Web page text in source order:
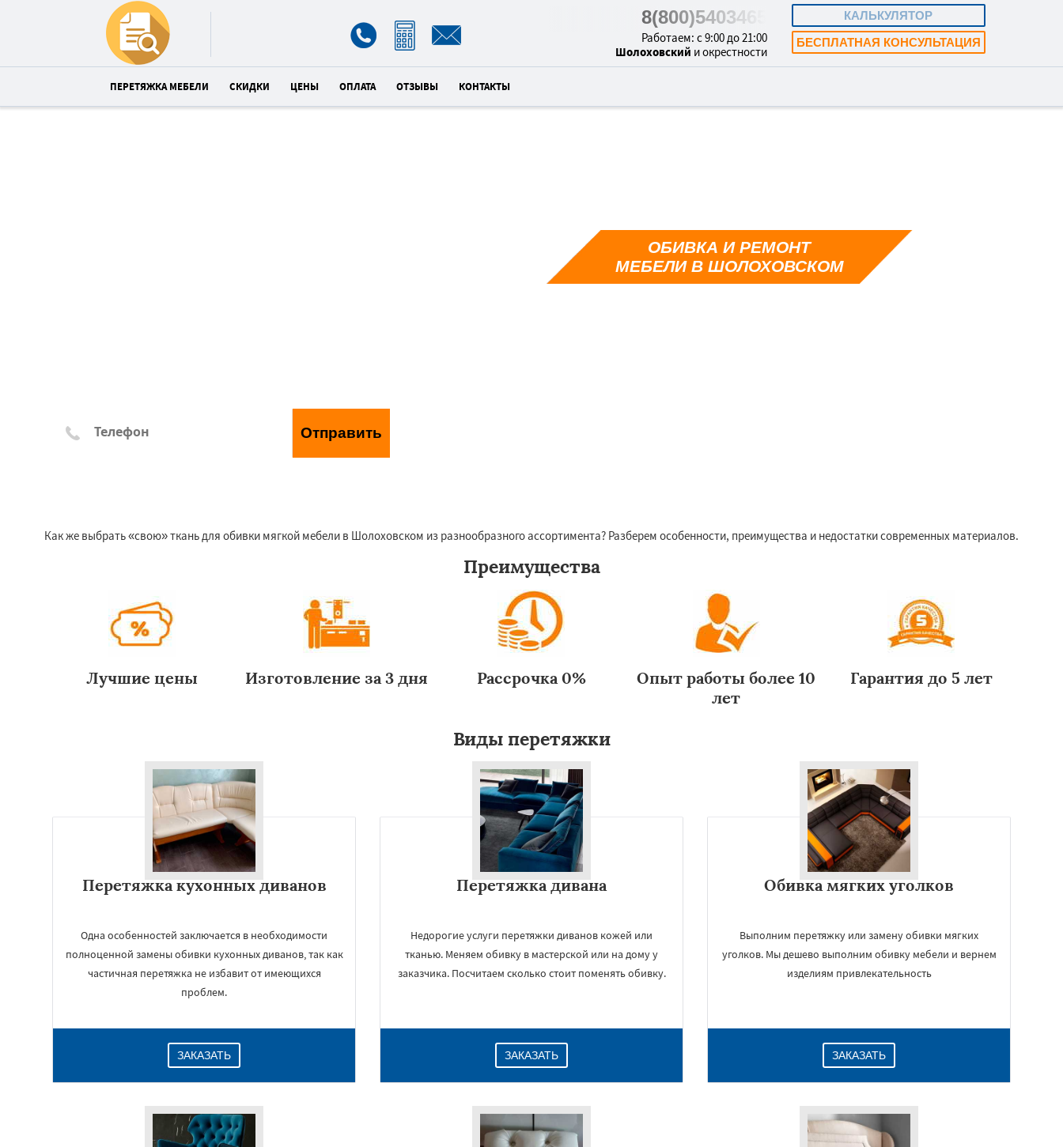
КАЛЬКУЛЯТОР
БЕСПЛАТНАЯ КОНСУЛЬТАЦИЯ
8(800)5403465
Работаем: с 9:00 до 21:00
Шолоховский и окрестности
ПЕРЕТЯЖКА МЕБЕЛИ СКИДКИ ЦЕНЫ ОПЛАТА ОТЗЫВЫ КОНТАКТЫ
Отправить
ОБИВКА И РЕМОНТ
МЕБЕЛИ В ШОЛОХОВСКОМ
Как же выбрать «свою» ткань для обивки мягкой мебели в Шолоховском из разнообразного ассортимента? Разберем особенности, преимущества и недостатки современных материалов.
Преимущества
Лучшие цены Изготовление за 3 дня Рассрочка 0%
Опыт работы более 10
лет
Гарантия до 5 лет
Виды перетяжки
Перетяжка кухонных диванов
Одна особенностей заключается в необходимости
полноценной замены обивки кухонных диванов, так как
частичная перетяжка не избавит от имеющихся
проблем.
ЗАКАЗАТЬ
Перетяжка дивана
Недорогие услуги перетяжки диванов кожей или
тканью. Меняем обивку в мастерской или на дому у
заказчика. Посчитаем сколько стоит поменять обивку.
ЗАКАЗАТЬ
Обивка мягких уголков
Выполним перетяжку или замену обивки мягких
уголков. Мы дешево выполним обивку мебели и вернем
изделиям привлекательность
ЗАКАЗАТЬ